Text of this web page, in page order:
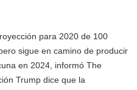
para 2020 de 100
sigue en camino de producir
en 2024, informó The
Trump dice que la